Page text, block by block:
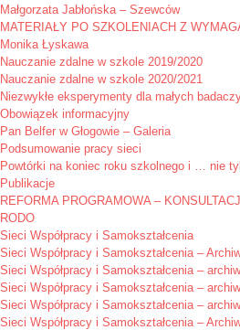
Małgorzata Jabłońska – Szewców
MATERIAŁY PO SZKOLENIACH Z
Monika Łyskawa
Nauczanie zdalne w szkole 2019/2020
Nauczanie zdalne w szkole 2020/2021
Niezwykłe eksperymenty dla małych
Obowiązek informacyjny
Pan Belfer w Głogowie – Galeria
Podsumowanie pracy sieci
Powtórki na koniec roku szkolnego i … nie
Publikacje
REFORMA PROGRAMOWA –
RODO
Sieci Współpracy i Samokształcenia
Sieci Współpracy i Samokształcenia –
Sieci Współpracy i Samokształcenia –
Sieci Współpracy i Samokształcenia –
Sieci Współpracy i Samokształcenia –
Sieci Współpracy i Samokształcenia –